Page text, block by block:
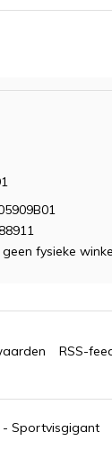
fysieke
- Sportvisgigant
RSS-